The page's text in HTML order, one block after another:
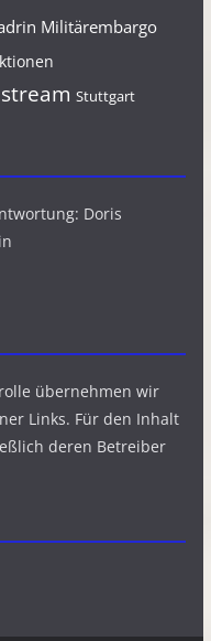
Militärembargo
Stuttgart
Doris
übernehmen wir
Links. Für den Inhalt
deren Betreiber